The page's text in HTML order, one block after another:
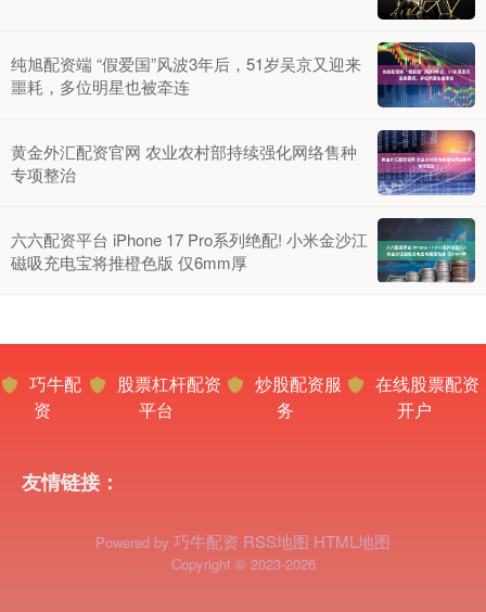
纯旭配资端 “假爱国”风波3年后，51岁吴京又迎来
噩耗，多位明星也被牵连
黄金外汇配资官网 农业农村部持续强化网络售种
专项整治
六六配资平台 iPhone 17 Pro系列绝配! 小米金沙江
磁吸充电宝将推橙色版 仅6mm厚
巧牛配
资
股票杠杆配资
平台
炒股配资服
务
在线股票配资
开户
友情链接：
Powered by 巧牛配资 RSS地图 HTML地图
Copyright © 2023-2026